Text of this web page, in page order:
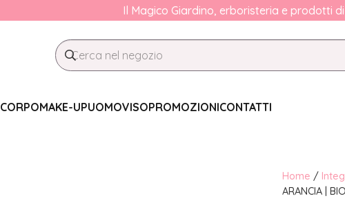
Il Magico Giardino, erboristeria e prodotti
CORPOMAKE-UPUOMOVISOPROMOZIONICONTATTI
Home /
ARANCIA |